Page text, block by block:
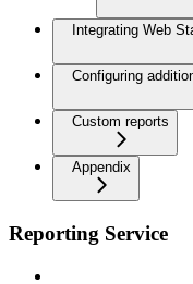
Integrating Web
Configuring
Custom reports
Appendix
Reporting Service